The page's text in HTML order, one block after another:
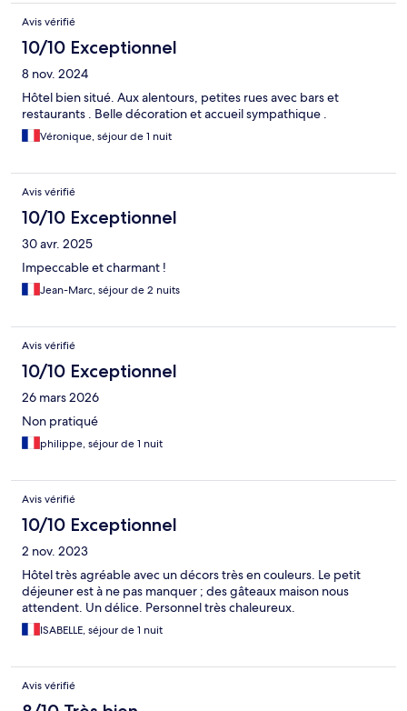
Avis vérifié
10/10 Exceptionnel
8 nov. 2024
Hôtel bien situé. Aux alentours, petites rues avec bars et
restaurants . Belle décoration et accueil sympathique .
Véronique, séjour de 1 nuit
Avis vérifié
10/10 Exceptionnel
30 avr. 2025
Impeccable et charmant !
Jean-Marc, séjour de 2 nuits
Avis vérifié
10/10 Exceptionnel
26 mars 2026
Non pratiqué
philippe, séjour de 1 nuit
Avis vérifié
10/10 Exceptionnel
2 nov. 2023
Hôtel très agréable avec un décors très en couleurs. Le petit
déjeuner est à ne pas manquer ; des gâteaux maison nous
attendent. Un délice. Personnel très chaleureux.
ISABELLE, séjour de 1 nuit
Avis vérifié